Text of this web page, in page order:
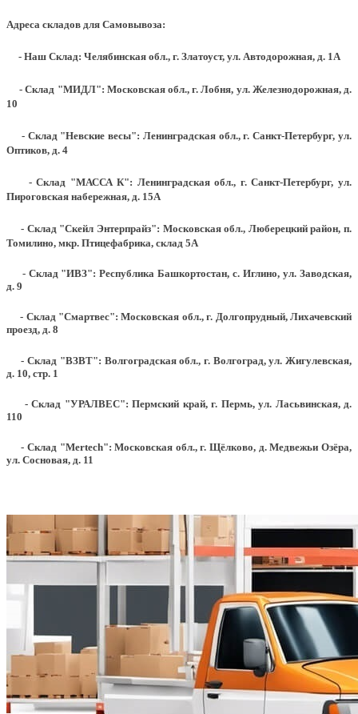
Адреса складов для Самовывоза:
- Наш Склад: Челябинская обл., г. Златоуст, ул. Автодорожная, д. 1А
- Склад "МИДЛ": Московская обл., г. Лобня, ул. Железнодорожная, д.
10
- Склад "Невские весы": Ленинградская обл., г. Санкт-Петербург, ул.
Оптиков, д. 4
- Склад "МАССА К": Ленинградская обл., г. Санкт-Петербург, ул.
Пироговская набережная, д. 15А
- Склад "Скейл Энтерпрайз": Московская обл., Люберецкий район, п.
Томилино, мкр. Птицефабрика, склад 5А
- Склад "ИВЗ": Республика Башкортостан, с. Иглино, ул. Заводская,
д. 9
- Склад "Смартвес":Московская обл., г. Долгопрудный, Лихачевский
проезд, д. 8
- Склад "ВЗВТ": Волгоградская обл., г. Волгоград, ул. Жигулевская,
д. 10, стр. 1
- Склад "УРАЛВЕС": Пермский край, г. Пермь, ул. Ласьвинская, д.
110
- Склад "Mertech": Московская обл., г. Щёлково, д. Медвежьи Озёра,
ул. Сосновая, д. 11